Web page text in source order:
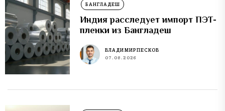
БАНГЛАДЕШ
Индия расследует импорт ПЭТ-
пленки из Бангладеш
ВЛАДИМИР ПЕСКОВ
07.08.2026